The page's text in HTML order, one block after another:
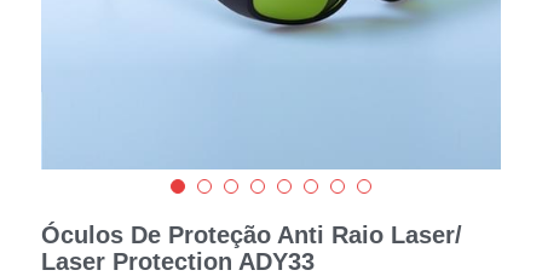
Óculos De Proteção Anti Raio Laser/
Laser Protection ADY33